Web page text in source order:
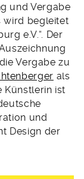
und Vergabe
wird begleitet
e.V.“. Der
Vergabe zu
als
Künstlerin ist
und
Design der